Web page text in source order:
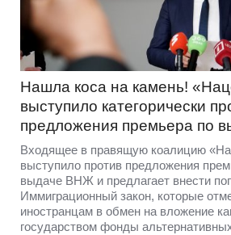
Нашла коса на камень!
выступило категорически
предложения премьера по
Входящее в правящую коалицию
выступило против предложения
выдаче ВНЖ и предлагает внести
Иммиграционный закон, которые
иностранцам в обмен на вложение
государством фонды